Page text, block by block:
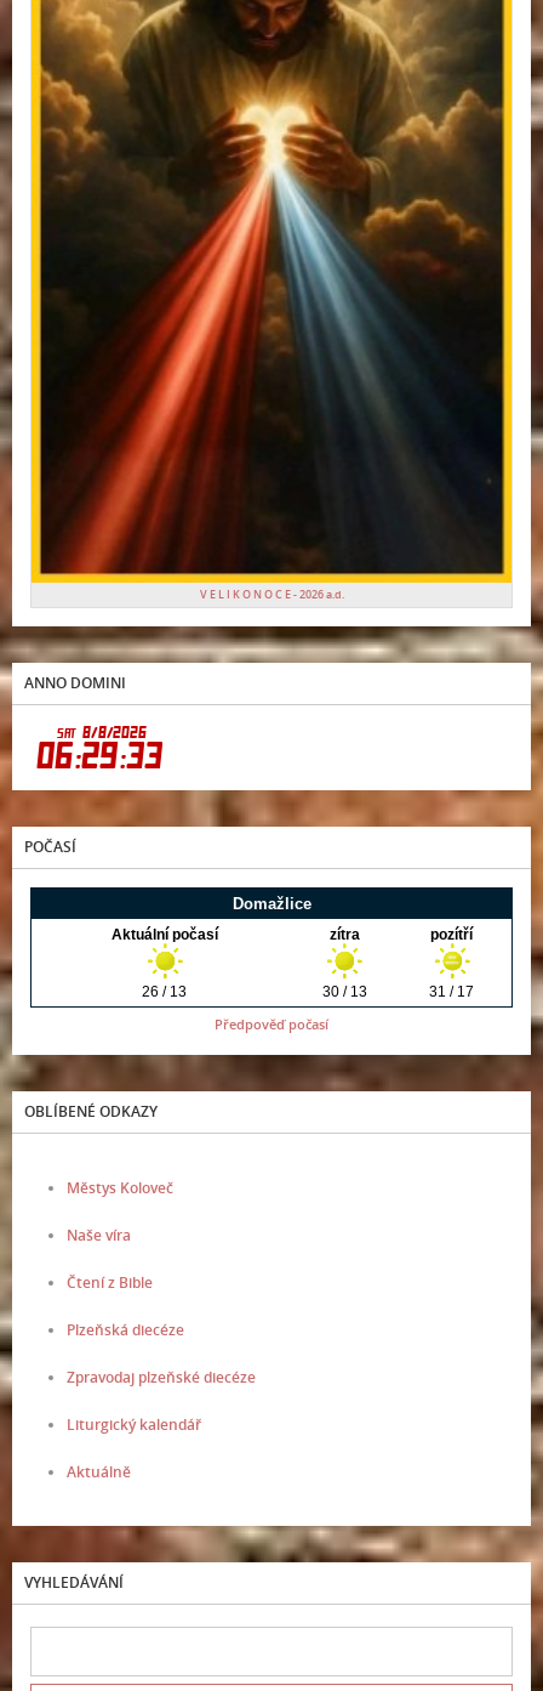
V E L I K O N O C E - 2026 a.d.
ANNO DOMINI
POČASÍ
Předpověď počasí
OBLÍBENÉ ODKAZY
Městys Koloveč
Naše víra
Čtení z Bible
Plzeňská diecéze
Zpravodaj plzeňské diecéze
Liturgický kalendář
Aktuálně
VYHLEDÁVÁNÍ